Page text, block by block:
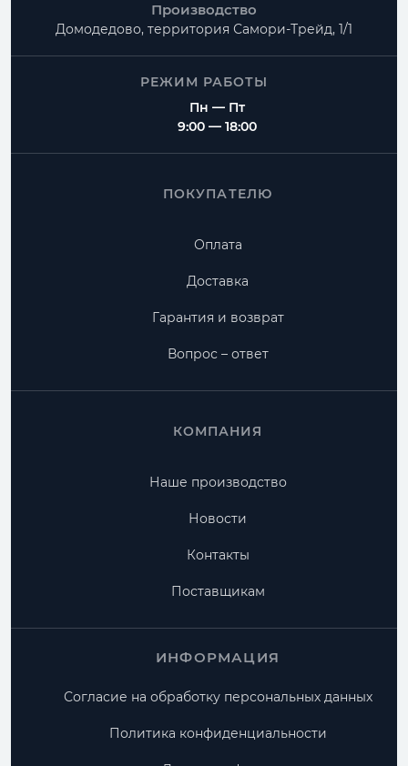
Производство
Домодедово, территория Самори-Трейд, 1/1
РЕЖИМ РАБОТЫ
Пн — Пт
9:00 — 18:00
ПОКУПАТЕЛЮ
Оплата
Доставка
Гарантия и возврат
Вопрос – ответ
КОМПАНИЯ
Наше производство
Новости
Контакты
Поставщикам
ИНФОРМАЦИЯ
Согласие на обработку персональных данных
Политика конфиденциальности